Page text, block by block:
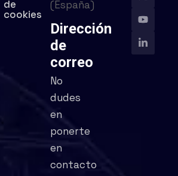
de
cookies
(España)
Dirección
de
correo
No
dudes
en
ponerte
en
contacto